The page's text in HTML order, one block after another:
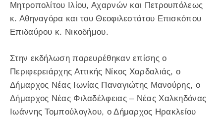
Μητροπολίτου Ιλίου, Αχαρνών και Πετρουπόλεως
κ. Αθηναγόρα και του Θεοφιλεστάτου Επισκόπου
Επιδαύρου κ. Νικοδήμου.
Στην εκδήλωση παρευρέθηκαν επίσης ο
Περιφερειάρχης Αττικής Νίκος Χαρδαλιάς, ο
Δήμαρχος Νέας Ιωνίας Παναγιώτης Μανούρης, ο
Δήμαρχος Νέας Φιλαδέλφειας – Νέας Χαλκηδόνας
Ιωάννης Τομπούλογλου, ο Δήμαρχος Ηρακλείου